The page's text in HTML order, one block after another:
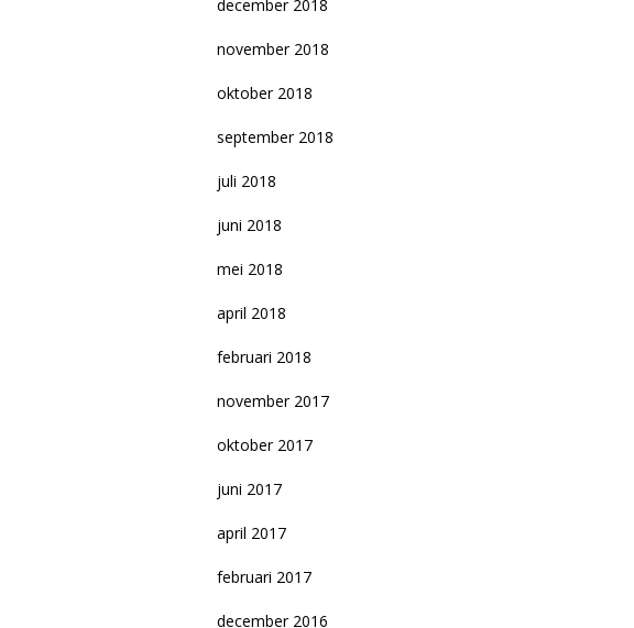
december 2018
november 2018
oktober 2018
september 2018
juli 2018
juni 2018
mei 2018
april 2018
februari 2018
november 2017
oktober 2017
juni 2017
april 2017
februari 2017
december 2016